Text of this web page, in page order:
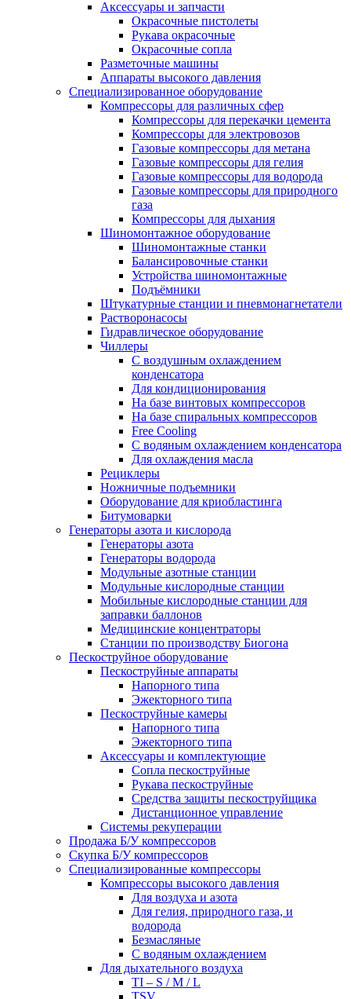
Аксессуары и запчасти
Окрасочные пистолеты
Рукава окрасочные
Окрасочные сопла
Разметочные машины
Аппараты высокого давления
Специализированное оборудование
Компрессоры для различных сфер
Компрессоры для перекачки цемента
Компрессоры для электровозов
Газовые компрессоры для метана
Газовые компрессоры для гелия
Газовые компрессоры для водорода
Газовые компрессоры для природного
газа
Компрессоры для дыхания
Шиномонтажное оборудование
Шиномонтажные станки
Балансировочные станки
Устройства шиномонтажные
Подъёмники
Штукатурные станции и пневмонагнетатели
Растворонасосы
Гидравлическое оборудование
Чиллеры
С воздушным охлаждением
конденсатора
Для кондиционирования
На базе винтовых компрессоров
На базе спиральных компрессоров
Free Cooling
С водяным охлаждением конденсатора
Для охлаждения масла
Рециклеры
Ножничные подъемники
Оборудование для криобластинга
Битумоварки
Генераторы азота и кислорода
Генераторы азота
Генераторы водорода
Модульные азотные станции
Модульные кислородные станции
Мобильные кислородные станции для
заправки баллонов
Медицинские концентраторы
Станции по производству Биогона
Пескоструйное оборудование
Пескоструйные аппараты
Напорного типа
Эжекторного типа
Пескоструйные камеры
Напорного типа
Эжекторного типа
Аксессуары и комплектующие
Сопла пескоструйные
Рукава пескоструйные
Средства защиты пескоструйщика
Дистанционное управление
Системы рекуперации
Продажа Б/У компрессоров
Скупка Б/У компрессоров
Специализированные компрессоры
Компрессоры высокого давления
Для воздуха и азота
Для гелия, природного газа, и
водорода
Безмасляные
С водяным охлаждением
Для дыхательного воздуха
TI – S / M / L
TSV